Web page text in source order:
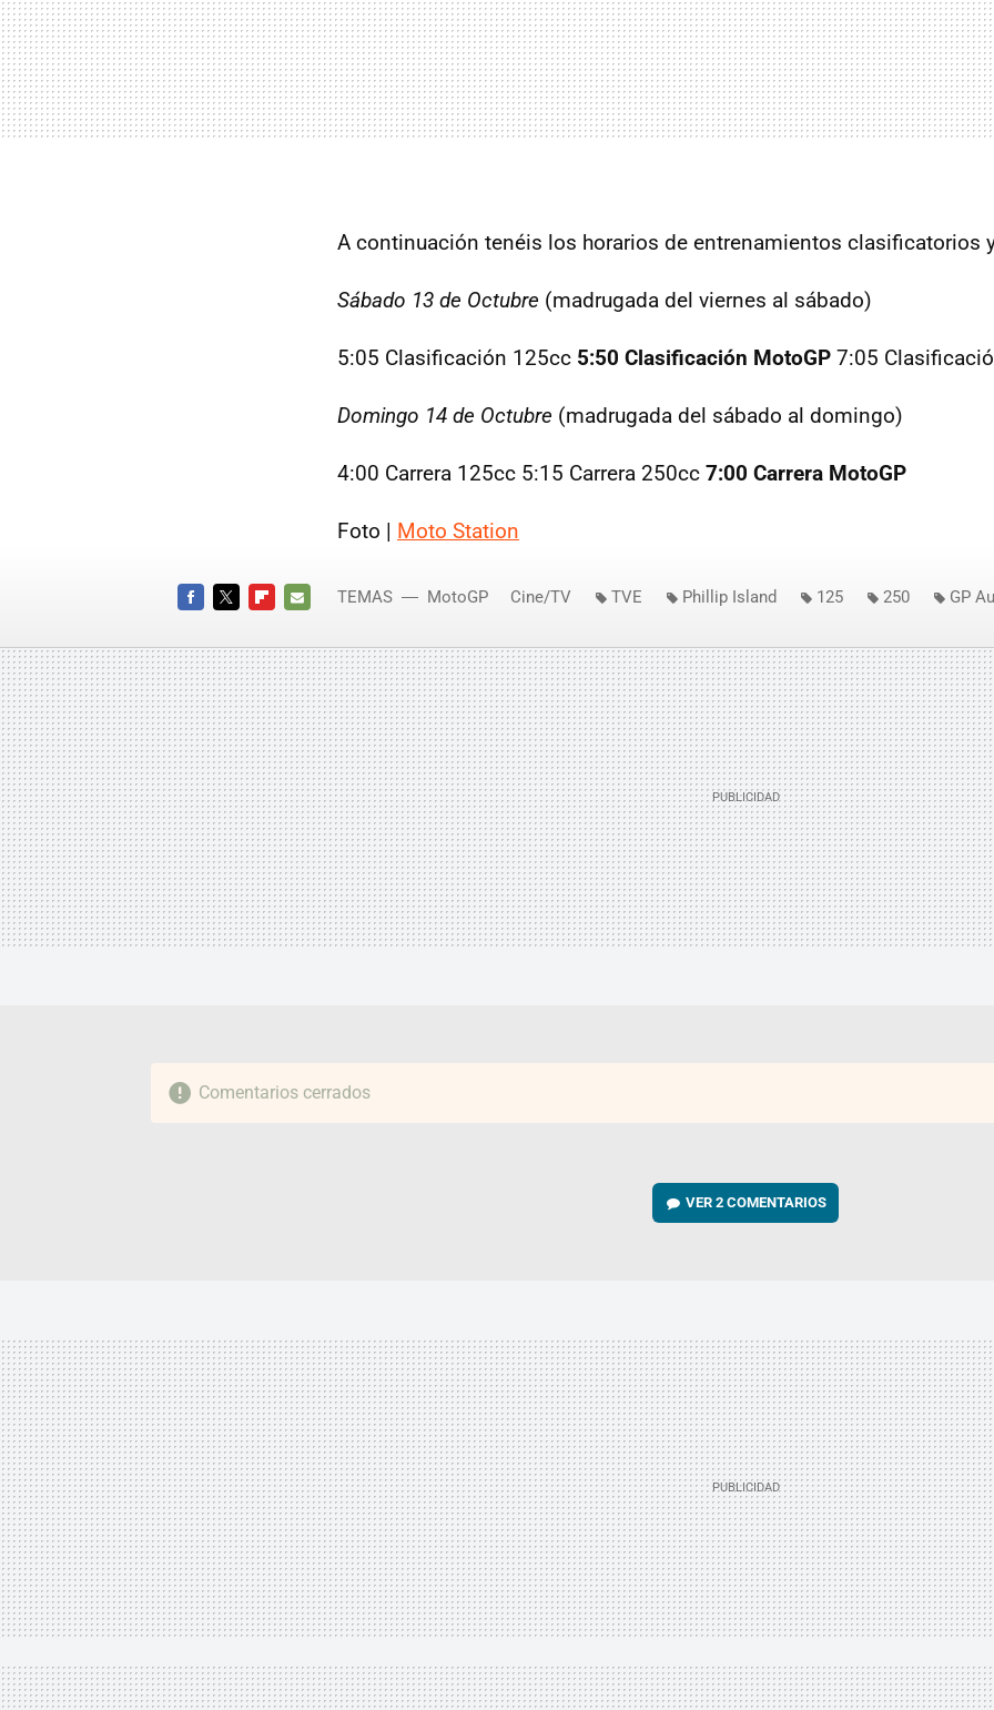
A continuación tenéis los horarios de entrenamientos clasificatorios
Sábado 13 de Octubre (madrugada del viernes al sábado)
5:05 Clasificación 125cc 5:50 Clasificación MotoGP 7:05
Domingo 14 de Octubre (madrugada del sábado al domingo)
4:00 Carrera 125cc 5:15 Carrera 250cc 7:00 Carrera MotoGP
Foto | Moto Station
MAIL
TEMAS MotoGP Cine/TV TVE Phillip Island 125 250
GP
Comentarios cerrados
VER2 COMENTARIOS